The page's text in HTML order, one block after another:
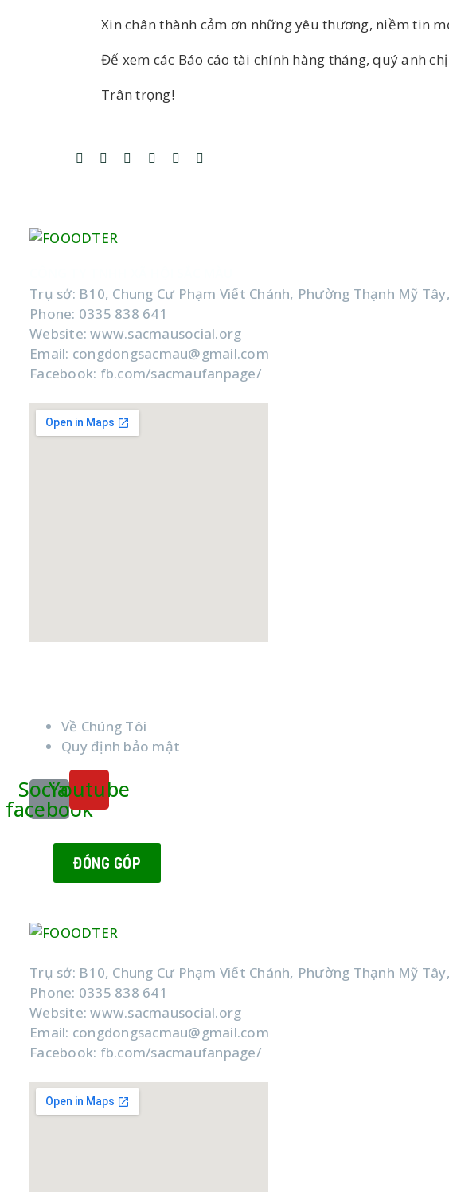
Xin chân thành cảm ơn những yêu thương, niềm tin
Để xem các Báo cáo tài chính hàng tháng, quý anh
Trân trọng!
Trụ sở: B10, Chung Cư Phạm Viết Chánh, Phường Thạnh Mỹ
Phone: 0335 838 641
Website: www.sacmausocial.org
Email: congdongsacmau@gmail.com
Facebook: fb.com/sacmaufanpage/
Về Chúng Tôi
Quy định bảo mật
Social-
facebook
Youtube
ĐÓNG GÓP
Trụ sở: B10, Chung Cư Phạm Viết Chánh, Phường Thạnh Mỹ
Phone: 0335 838 641
Website: www.sacmausocial.org
Email: congdongsacmau@gmail.com
Facebook: fb.com/sacmaufanpage/